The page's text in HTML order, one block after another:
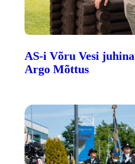
AS-i Võru Vesi juhina
Argo Mõttus